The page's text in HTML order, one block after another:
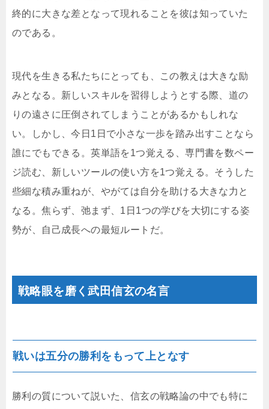
終的に大きな差となって現れることを彼は知っていた
のである。
現代を生きる私たちにとっても、この教えは大きな励
みとなる。新しいスキルを習得しようとする際、道の
りの遠さに圧倒されてしまうことがあるかもしれな
い。しかし、今日1日で小さな一歩を踏み出すことなら
誰にでもできる。英単語を1つ覚える、専門書を数ペー
ジ読む、新しいツールの使い方を1つ覚える。そうした
些細な積み重ねが、やがては自分を助ける大きな力と
なる。焦らず、弛まず、1日1つの学びを大切にする姿
勢が、自己成長への最短ルートだ。
戦略眼を磨く武田信玄の名言
戦いは五分の勝利をもって上となす
勝利の質について説いた、信玄の戦略論の中でも特に